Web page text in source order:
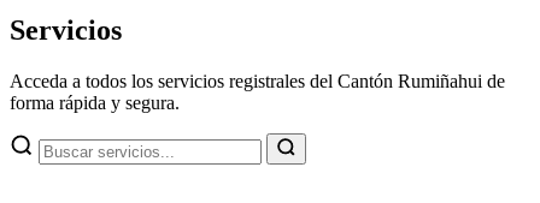
Servicios
Acceda a todos los servicios registrales del Cantón Rumiñahui de
forma rápida y segura.